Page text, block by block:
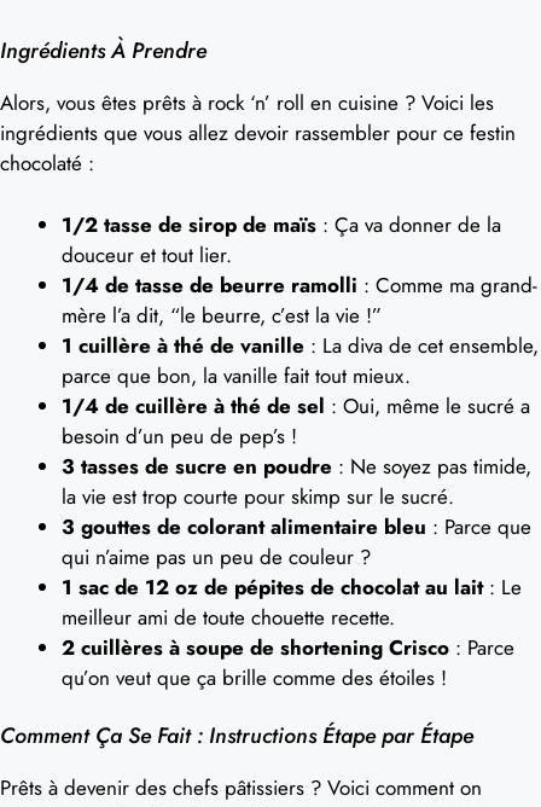
Ingrédients À Prendre
Alors, vous êtes prêts à rock ‘n’ roll en cuisine ? Voici les
ingrédients que vous allez devoir rassembler pour ce festin
chocolaté :
1/2 tasse de sirop de maïs : Ça va donner de la
douceur et tout lier.
1/4 de tasse de beurre ramolli : Comme ma grand-
mère l’a dit, “le beurre, c’est la vie !”
1 cuillère à thé de vanille : La diva de cet ensemble,
parce que bon, la vanille fait tout mieux.
1/4 de cuillère à thé de sel : Oui, même le sucré a
besoin d’un peu de pep’s !
3 tasses de sucre en poudre : Ne soyez pas timide,
la vie est trop courte pour skimp sur le sucré.
3 gouttes de colorant alimentaire bleu : Parce que
qui n’aime pas un peu de couleur ?
1 sac de 12 oz de pépites de chocolat au lait: Le
meilleur ami de toute chouette recette.
2 cuillères à soupe de shortening Crisco : Parce
qu’on veut que ça brille comme des étoiles !
Comment Ça Se Fait : Instructions Étape par Étape
Prêts à devenir des chefs pâtissiers ? Voici comment on